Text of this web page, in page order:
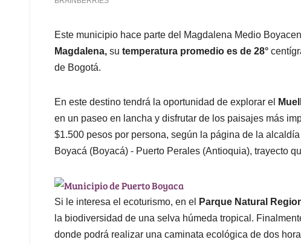
Este municipio hace parte del Magdalena Medio
Magdalena, su temperatura promedio es de 28°
de Bogotá.
En este destino tendrá la oportunidad de explorar el
en un paseo en lancha y disfrutar de los paisajes más
$1.500 pesos por persona, según la página de la
Boyacá (Boyacá) - Puerto Perales (Antioquia), trayecto
Si le interesa el ecoturismo, en el Parque Natural
la biodiversidad de una selva húmeda tropical.
donde podrá realizar una caminata ecológica de dos